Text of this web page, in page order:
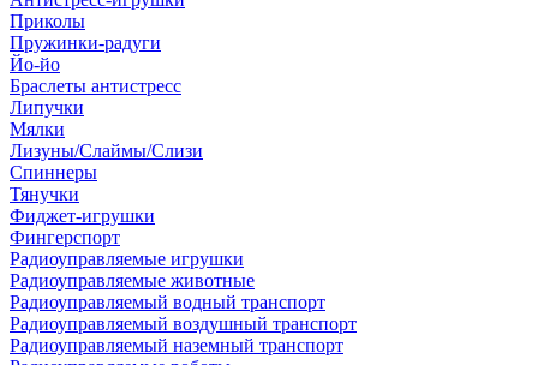
Приколы
Пружинки-радуги
Йо-йо
Браслеты антистресс
Липучки
Мялки
Лизуны/Слаймы/Слизи
Спиннеры
Тянучки
Фиджет-игрушки
Фингерспорт
Радиоуправляемые игрушки
Радиоуправляемые животные
Радиоуправляемый водный транспорт
Радиоуправляемый воздушный транспорт
Радиоуправляемый наземный транспорт